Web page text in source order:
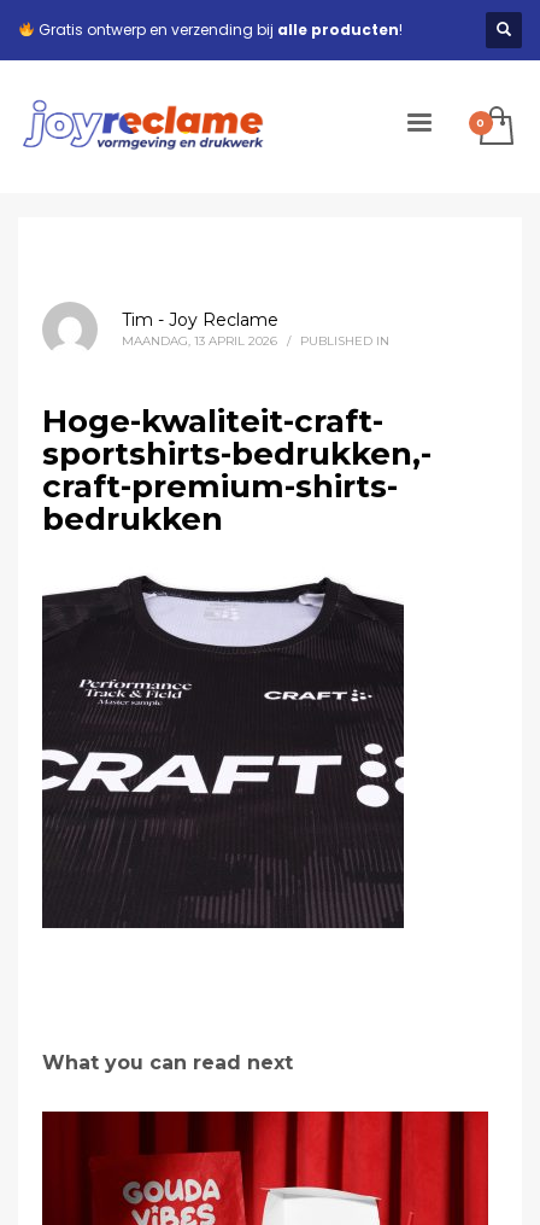
Gratis ontwerp en verzending bij alle producten!
Tim - Joy Reclame
MAANDAG, 13 APRIL 2026 / PUBLISHED IN
Hoge-kwaliteit-craft-
sportshirts-bedrukken,-
craft-premium-shirts-
bedrukken
What you can read next